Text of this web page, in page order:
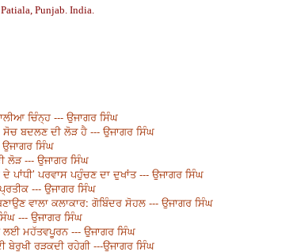
Patiala, Punjab. India.
ਚਿੰਨ੍ਹ --- ਉਜਾਗਰ ਸਿੰਘ
ਬਦਲਣ ਦੀ ਲੋੜ ਹੈ --- ਉਜਾਗਰ ਸਿੰਘ
ਸਿੰਘ
ਲੋੜ --- ਉਜਾਗਰ ਸਿੰਘ
ਪਾਂਧੀ’ ਪਰਵਾਸ ਪਹੁੰਚਣ ਦਾ ਦੁਖਾਂਤ --- ਉਜਾਗਰ ਸਿੰਘ
--- ਉਜਾਗਰ ਸਿੰਘ
ਵਾਲਾ ਕਲਾਕਾਰ: ਗੋਬਿੰਦਰ ਸੋਹਲ --- ਉਜਾਗਰ ਸਿੰਘ
--- ਉਜਾਗਰ ਸਿੰਘ
ਲਈ ਮਹੱਤਵਪੂਰਨ --- ਉਜਾਗਰ ਸਿੰਘ
ਰੜਕਦੀ ਰਹੇਗੀ ---ਉਜਾਗਰ ਸਿੰਘ